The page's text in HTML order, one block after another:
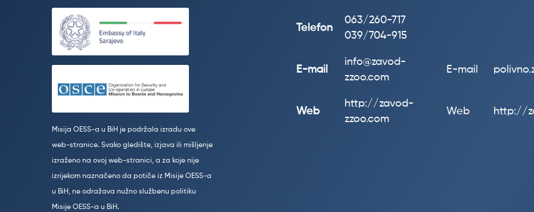
Misija OESS-a u BiH je podržala izradu ove
web-stranice. Svako gledište, izjava ili mišljenje
izraženo na ovoj web-stranici, a za koje nije
izrijekom naznačeno da potiče iz Misije OESS-a
u BiH, ne odražava nužno službenu politiku
Misije OESS-a u BiH.
Telefon
063/260-717
039/704-915
E-mail
info@zavod-
zzoo.com
E-mail
Web
http://zavod-
zzoo.com
Web http://